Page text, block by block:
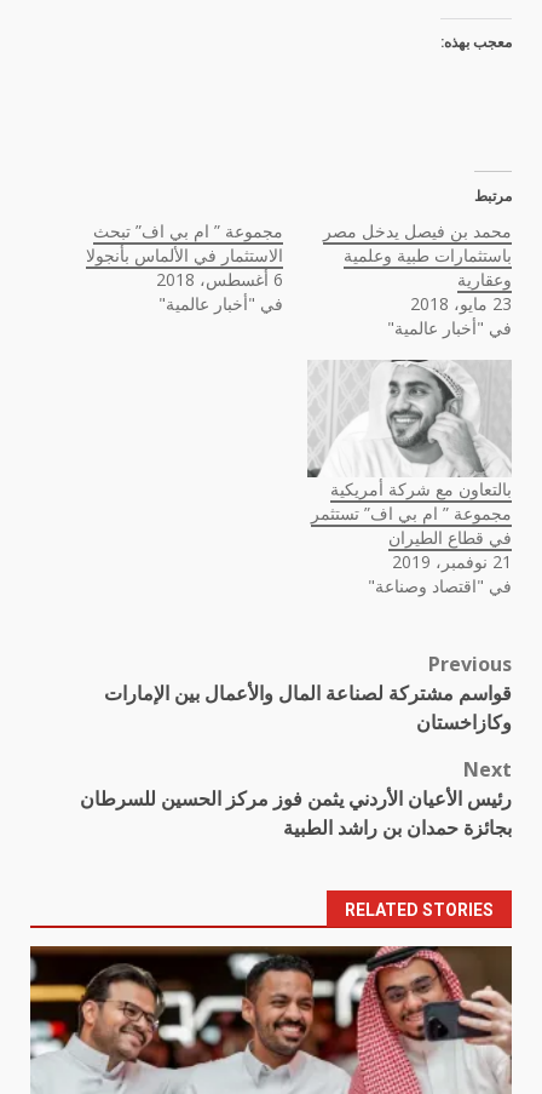
معجب بهذه:
مرتبط
محمد بن فيصل يدخل مصر
باستثمارات طبية وعلمية
وعقارية
23 مايو، 2018
في "أخبار عالمية"
مجموعة ” ام بي اف” تبحث
الاستثمار في الألماس بأنجولا
6 أغسطس، 2018
في "أخبار عالمية"
بالتعاون مع شركة أمريكية
مجموعة ” ام بي اف” تستثمر
في قطاع الطيران
21 نوفمبر، 2019
في "اقتصاد وصناعة"
Post
navigation
Previous
قواسم مشتركة لصناعة المال والأعمال بين الإمارات
وكازاخستان
Next
رئيس الأعيان الأردني يثمن فوز مركز الحسين للسرطان
بجائزة حمدان بن راشد الطبية
RELATED STORIES